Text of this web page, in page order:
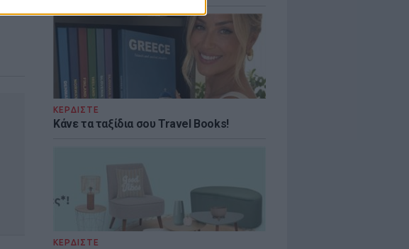
ΚΕΡΔΙΣΤΕ
Κάνε τα ταξίδια σου Travel Books!
ΚΕΡΔΙΣΤΕ